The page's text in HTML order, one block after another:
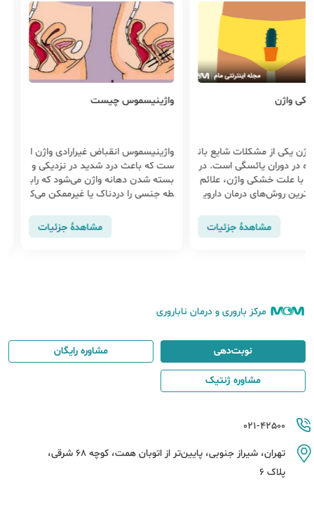
واژن
یکی از مشکلات شایع بان
در دوران یائسگی است. در
علت خشکی واژن، علائم
روش‌های درمان داروی
مشاهدهٔ جزئیات
واژینیسموس چیست
واژینیسموس انقباض غیرارادی واژن ا
ست که باعث درد شدید در نزدیکی و
بسته شدن دهانه واژن می‌شود که راب
طه جنسی را دردناک یا غیرممکن می‌ک
مشاهدهٔ جزئیات
مرکز باروری و درمان ناباروری
021-42500
تهران، شیراز جنوبی، پایین‌تر از اتوبان همت، کوچه 68 شرقی،
پلاک 6
نوبت‌دهی مشاوره رایگان
مشاوره ژنتیک